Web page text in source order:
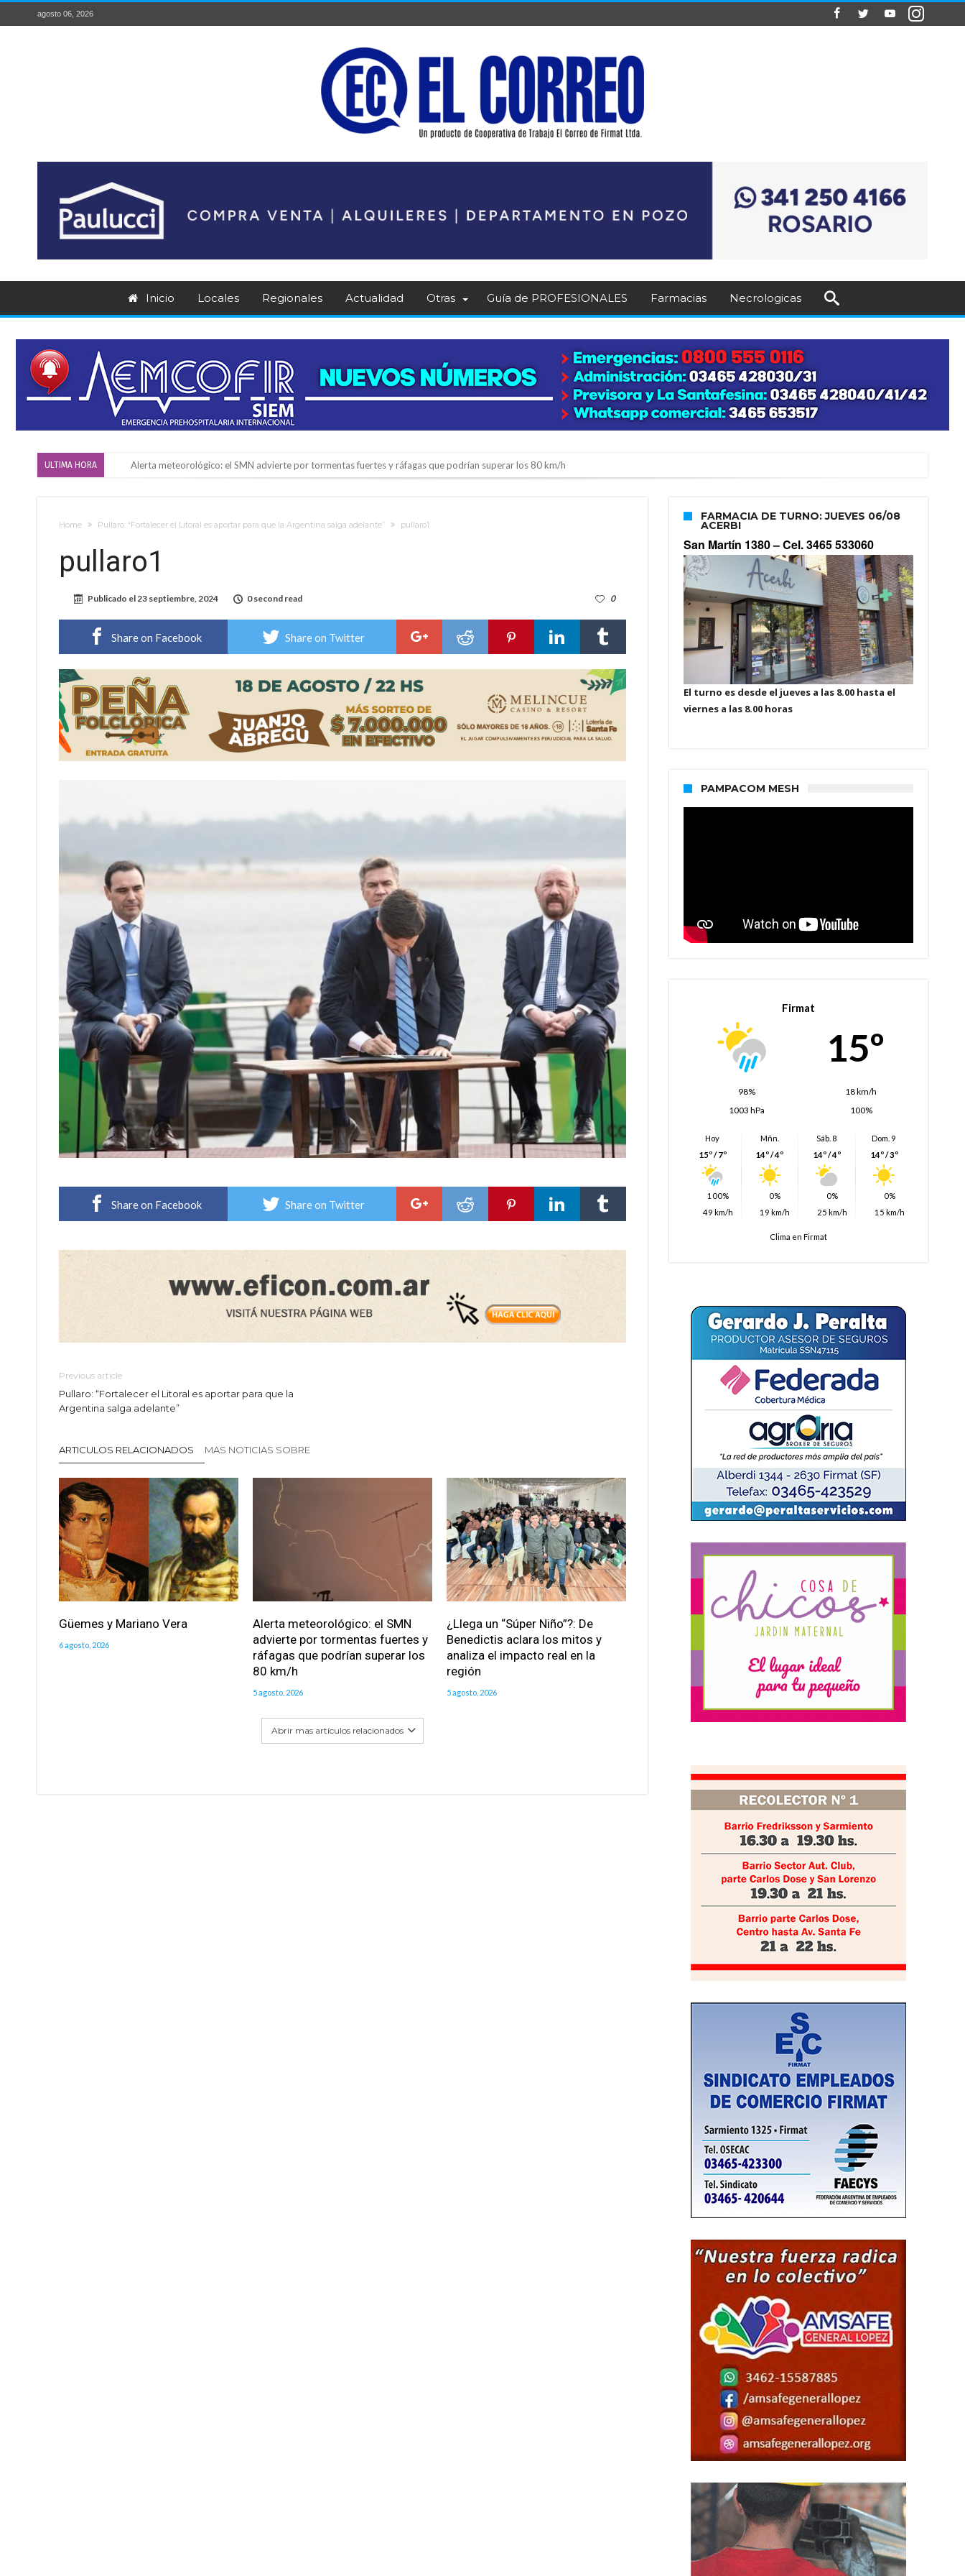
agosto 06, 2026
Inicio Locales Regionales Actualidad Otras Guía de PROFESIONALES Farmacias Necrologicas
ULTIMA HORA Alerta meteorológico: el SMN advierte por tormentas fuertes y ráfagas que podrían superar los 80 km/h
Villada: evalúan obras preventivas ante posibles lluvias intensas
Confirmaron la fecha de la maratón “Gödeken Corre”
Sueño albiceleste: la arquera firmatense Jazmín David fue citada a la Selección Argentina
Home Pullaro: “Fortalecer el Litoral es aportar para que la Argentina salga adelante” pullaro1
pullaro1
Publicado el23 septiembre, 2024 0 second read 0
Share on Facebook Share on Twitter
Share on Facebook Share on Twitter
Previous article
Pullaro: “Fortalecer el Litoral es aportar para que la
Argentina salga adelante”
ARTICULOS RELACIONADOS MAS NOTICIAS SOBRE
Güemes y Mariano Vera
6 agosto, 2026
Alerta meteorológico: el SMN
advierte por tormentas fuertes y
ráfagas que podrían superar los
80 km/h
5 agosto, 2026
¿Llega un “Súper Niño”?: De
Benedictis aclara los mitos y
analiza el impacto real en la
región
5 agosto, 2026
Abrir mas artículos relacionados
FARMACIA DE TURNO: JUEVES 06/08
ACERBI
San Martín 1380 –Cel. 3465 533060
El turno es desde el jueves a las 8.00 hasta el
viernes a las 8.00 horas
PAMPACOM MESH
Firmat
15º
98%
18 km/h
1003 hPa
100%
Hoy
15º / 7º
100%
49 km/h
Mñn.
14º / 4º
0%
19 km/h
Sáb. 8
14º / 4º
0%
25 km/h
Dom. 9
14º / 3º
0%
15 km/h
Clima en Firmat